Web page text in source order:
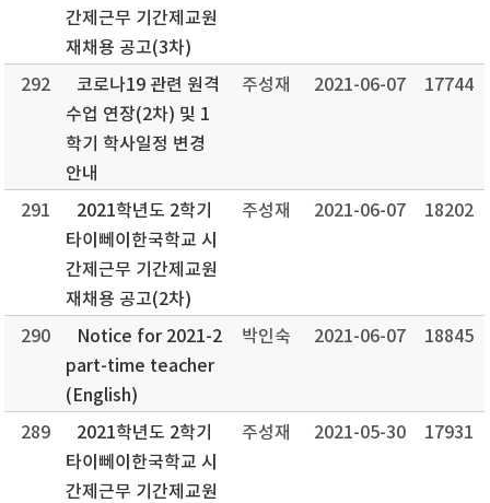
간제근무 기간제교원
재채용 공고(3차)
292
코로나19 관련 원격
수업 연장(2차) 및 1
학기 학사일정 변경
안내
주성재 2021-06-07 17744
291
2021학년도 2학기
타이뻬이한국학교 시
간제근무 기간제교원
재채용 공고(2차)
주성재 2021-06-07 18202
290
Notice for 2021-2
part-time teacher
(English)
박인숙 2021-06-07 18845
289
2021학년도 2학기
타이뻬이한국학교 시
간제근무 기간제교원
주성재 2021-05-30 17931